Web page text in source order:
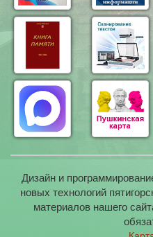
Дизайн и
новых технологий
материалов нашего